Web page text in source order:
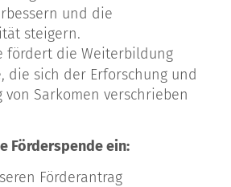
und die
steigern.
fördert die Weiterbildung
die sich der Erforschung und
von Sarkomen verschrieben
Förderspende ein:
Förderantrag